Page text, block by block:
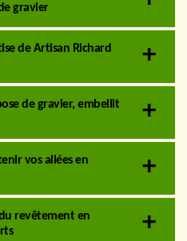
gravier
de Artisan Richard
de gravier, embellit
vos allées en
revêtement en